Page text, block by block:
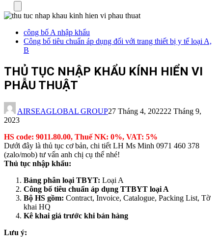
công bố A nhập khẩu
Công bố tiêu chuẩn áp dụng đối với trang thiết bị y tế loại A,
B
THỦ TỤC NHẬP KHẨU KÍNH HIỂN VI
PHẪU THUẬT
AIRSEAGLOBAL GROUP27 Tháng 4, 202222 Tháng 9,
2023
HS code: 9011.80.00, Thuế NK: 0%, VAT: 5%
Dưới đây là thủ tục cơ bản, chi tiết LH Ms Minh 0971 460 378
(zalo/mob) tư vấn anh chị cụ thể nhé!
Thủ tục nhập khẩu:
Bảng phân loại TBYT: Loại A
Công bố tiêu chuẩn áp dụng TTBYT loại A
Bộ HS gồm: Contract, Invoice, Catalogue, Packing List, Tờ
khai HQ
Kê khai giá trước khi bán hàng
Lưu ý: